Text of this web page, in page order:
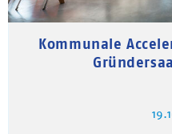
Kommunale